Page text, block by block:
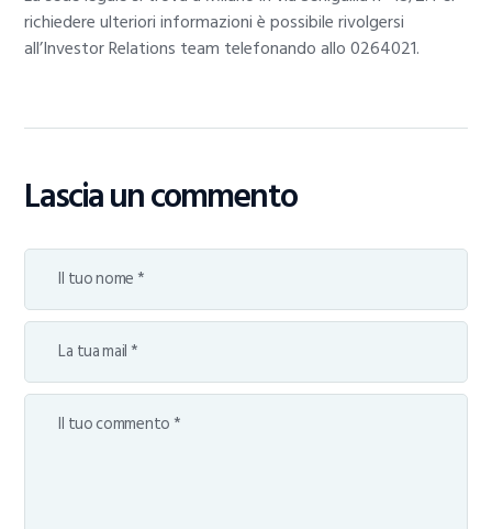
richiedere ulteriori informazioni è possibile rivolgersi
all’Investor Relations team telefonando allo 0264021.
Lascia un commento